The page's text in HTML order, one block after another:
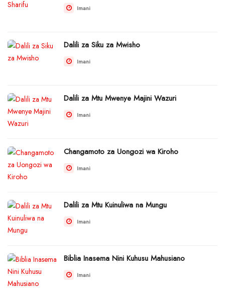
Imani
Dalili za Siku za Mwisho
Imani
Dalili za Mtu Mwenye Majini Wazuri
Imani
Changamoto za Uongozi wa Kiroho
Imani
Dalili za Mtu Kuinuliwa na Mungu
Imani
Biblia Inasema Nini Kuhusu Mahusiano
Imani